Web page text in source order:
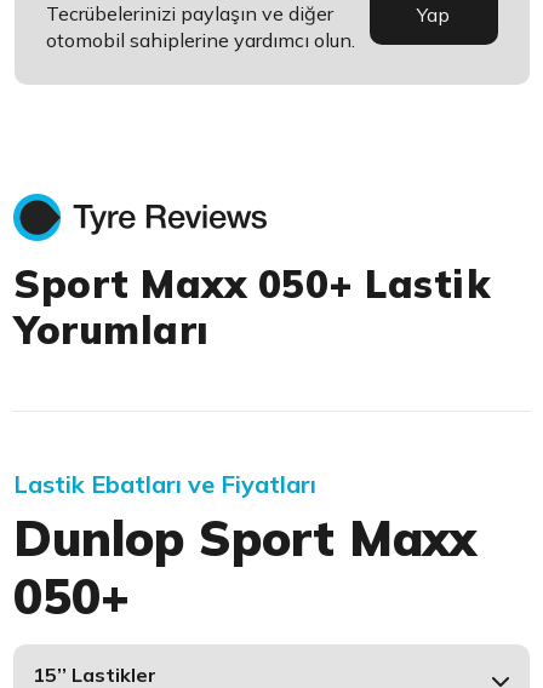
Tecrübelerinizi paylaşın ve diğer
otomobil sahiplerine yardımcı olun.
Yap
Sport Maxx 050+ Lastik
Yorumları
Lastik Ebatları ve Fiyatları
Dunlop Sport Maxx
050+
15’’ Lastikler